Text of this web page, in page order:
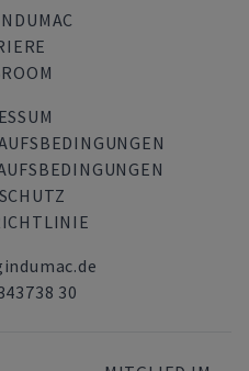
30